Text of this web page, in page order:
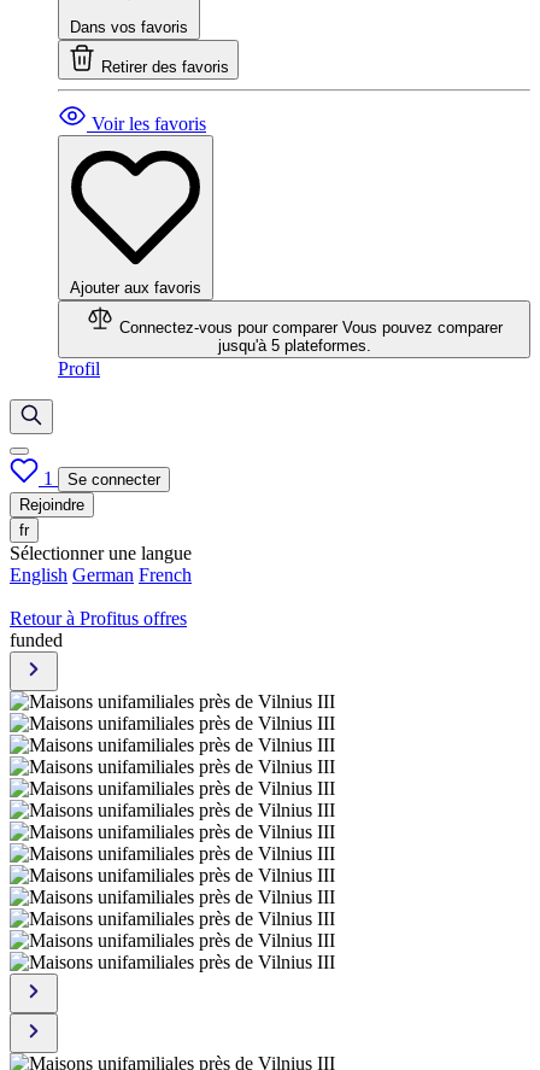
Dans vos favoris
Retirer des favoris
Voir les favoris
Ajouter aux favoris
Connectez-vous pour comparer Vous pouvez comparer
jusqu'à 5 plateformes.
Profil
1
Se connecter
Rejoindre
fr
Sélectionner une langue
English German French
Retour à Profitus offres
funded